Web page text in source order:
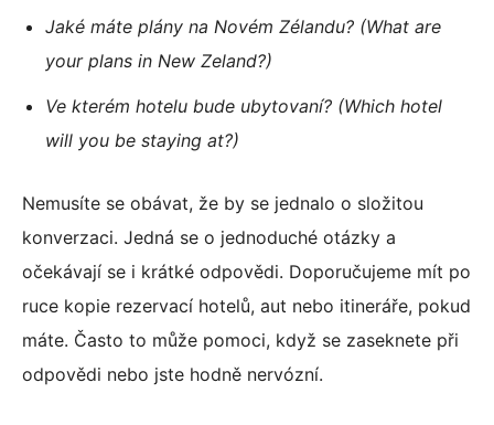
Jaké máte plány na Novém Zélandu? (What are
your plans in New Zeland?)
Ve kterém hotelu bude ubytovaní? (Which hotel
will you be staying at?)
Nemusíte se obávat, že by se jednalo o složitou
konverzaci. Jedná se o jednoduché otázky a
očekávají se i krátké odpovědi. Doporučujeme mít po
ruce kopie rezervací hotelů, aut nebo itineráře, pokud
máte. Často to může pomoci, když se zaseknete při
odpovědi nebo jste hodně nervózní.